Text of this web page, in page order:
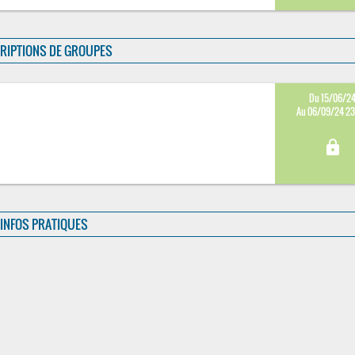
DE GROUPES
Du 15/06/
Au 06/09/24
lock
INFOS PRATIQUES